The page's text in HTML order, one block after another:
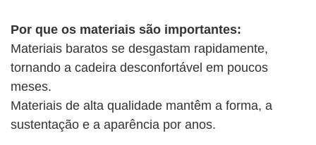
Por que os materiais são importantes:
Materiais baratos se desgastam rapidamente,
tornando a cadeira desconfortável em poucos
meses.
Materiais de alta qualidade mantêm a forma, a
sustentação e a aparência por anos.